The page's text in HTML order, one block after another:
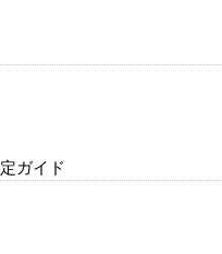
ガイド